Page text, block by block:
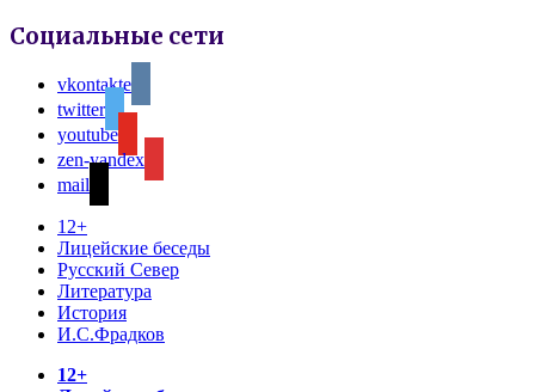
Социальные сети
vkontakte
twitter
youtube
zen-yandex
mail
12+
Лицейские беседы
Русский Север
Литература
История
И.С.Фрадков
12+